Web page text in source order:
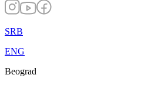
SRB
ENG
Beograd